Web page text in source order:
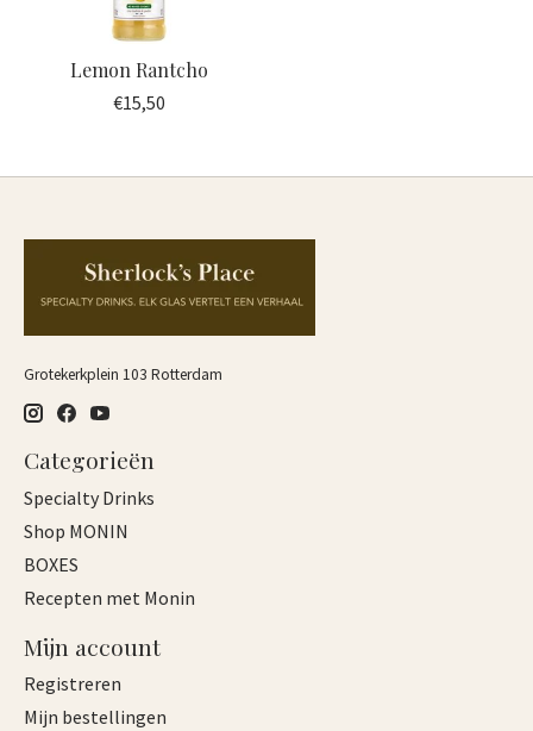
Lemon Rantcho
€15,50
Grotekerkplein 103 Rotterdam
Categorieën
Specialty Drinks
Shop MONIN
BOXES
Recepten met Monin
Mijn account
Registreren
Mijn bestellingen